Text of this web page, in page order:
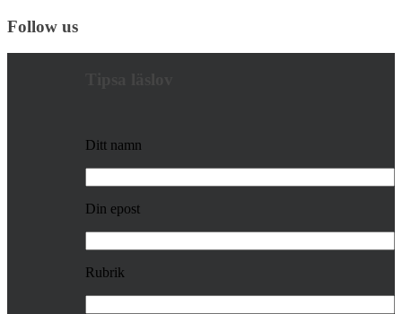
Follow us
Ditt namn
Din epost
Rubrik